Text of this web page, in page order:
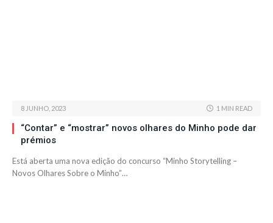
8 JUNHO, 2023 1 MIN READ
“Contar” e “mostrar” novos olhares do Minho pode dar
prémios
Está aberta uma nova edição do concurso “Minho Storytelling –
Novos Olhares Sobre o Minho”…